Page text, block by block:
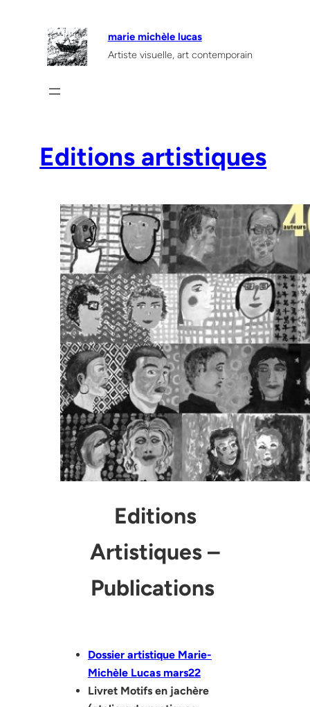
marie michèle lucas
Artiste visuelle, art contemporain
Editions artistiques
Editions
Artistiques –
Publications
Dossier artistique Marie-
Michèle Lucas mars22
Livret Motifs en jachère